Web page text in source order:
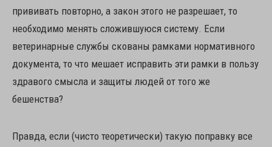
прививать повторно, а закон этого не разрешает, то
необходимо менять сложившуюся систему. Если
ветеринарные службы скованы рамками нормативного
документа, то что мешает исправить эти рамки в пользу
здравого смысла и защиты людей от того же
бешенства?
Правда, если (чисто теоретически) такую поправку все